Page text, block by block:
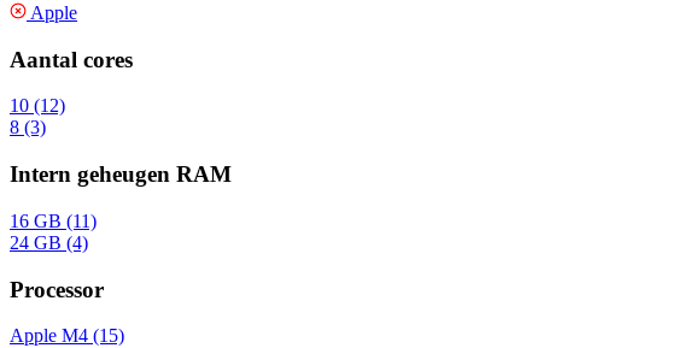
Apple
Aantal cores
10 (12)
8 (3)
Intern geheugen RAM
16 GB (11)
24 GB (4)
Processor
Apple M4 (15)